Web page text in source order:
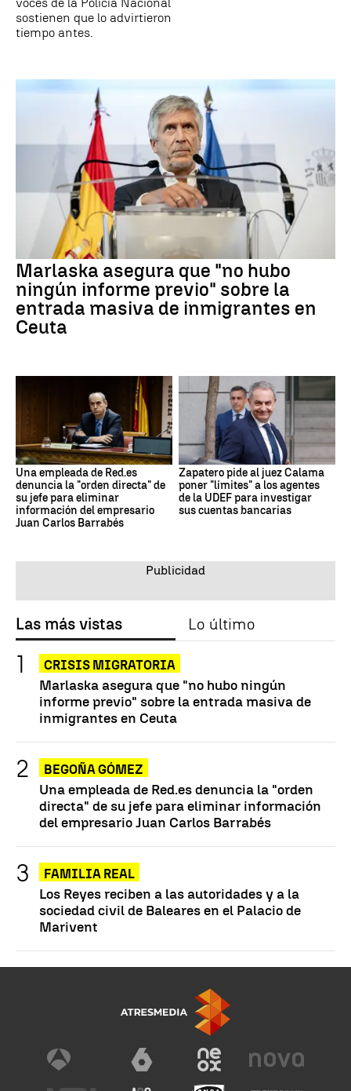
sostienen que lo advirtieron
tiempo antes.
Marlaska asegura que "no hubo
ningún informe previo" sobre la
entrada masiva de inmigrantes en
Ceuta
Una empleada de Red.es
denuncia la "orden directa" de
su jefe para eliminar
información del empresario
Juan Carlos Barrabés
Zapatero pide al juez Calama
poner "límites" a los agentes
de la UDEF para investigar
sus cuentas bancarias
Las más vistas Lo último
CRISIS MIGRATORIA
Marlaska asegura que "no hubo ningún
informe previo" sobre la entrada masiva de
inmigrantes en Ceuta
BEGOÑA GÓMEZ
Una empleada de Red.es denuncia la "orden
directa" de su jefe para eliminar información
del empresario Juan Carlos Barrabés
FAMILIA REAL
Los Reyes reciben a las autoridades y a la
sociedad civil de Baleares en el Palacio de
Marivent